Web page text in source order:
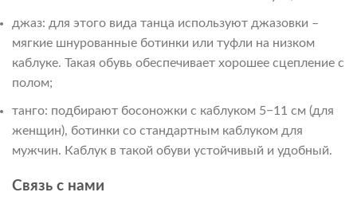
джаз: для этого вида танца используют джазовки –
мягкие шнурованные ботинки или туфли на низком
каблуке. Такая обувь обеспечивает хорошее сцепление с
полом;
танго: подбирают босоножки с каблуком 5−11 см (для
женщин), ботинки со стандартным каблуком для
мужчин. Каблук в такой обуви устойчивый и удобный.
Связь с нами